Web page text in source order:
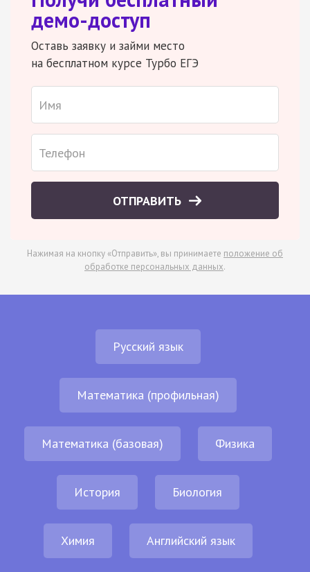
демо-доступ
Оставь заявку и займи место
на бесплатном курсе Турбо ЕГЭ
ОТПРАВИТЬ
Нажимая на кнопку «Отправить», вы принимаете положение об
обработке персональных данных.
Русский язык
Математика (профильная)
Математика (базовая) Физика
История Биология
Химия Английский язык